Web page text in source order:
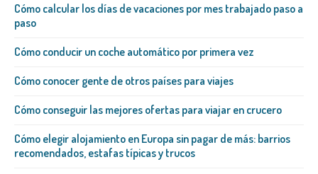
Cómo calcular los días de vacaciones por mes trabajado paso a
paso
Cómo conducir un coche automático por primera vez
Cómo conocer gente de otros países para viajes
Cómo conseguir las mejores ofertas para viajar en crucero
Cómo elegir alojamiento en Europa sin pagar de más: barrios
recomendados, estafas típicas y trucos